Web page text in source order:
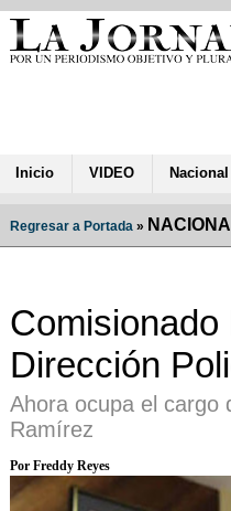
Inicio VIDEO Nacional
Regresar a Portada »
Dirección
Ahora ocupa el cargo
Ramírez
Por Freddy Reyes